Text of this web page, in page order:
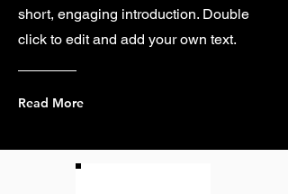
short, engaging introduction. Double
click to edit and add your own text.
Read More